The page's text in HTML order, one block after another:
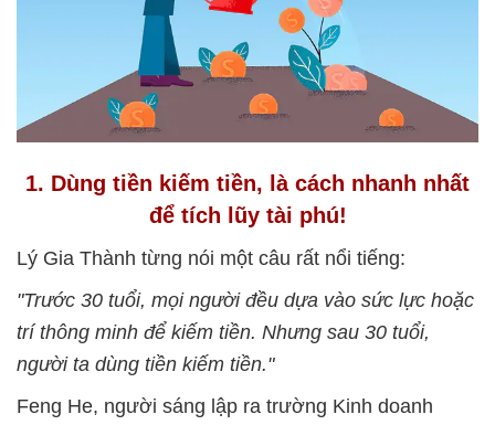
1. Dùng tiền kiếm tiền, là cách nhanh nhất
để tích lũy tài phú!
Lý Gia Thành từng nói một câu rất nổi tiếng:
"Trước 30 tuổi, mọi người đều dựa vào sức lực hoặc
trí thông minh để kiếm tiền. Nhưng sau 30 tuổi,
người ta dùng tiền kiếm tiền."
Feng He, người sáng lập ra trường Kinh doanh